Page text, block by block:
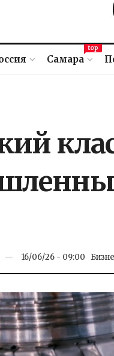
Самара
top
16/06/26 - 09:00